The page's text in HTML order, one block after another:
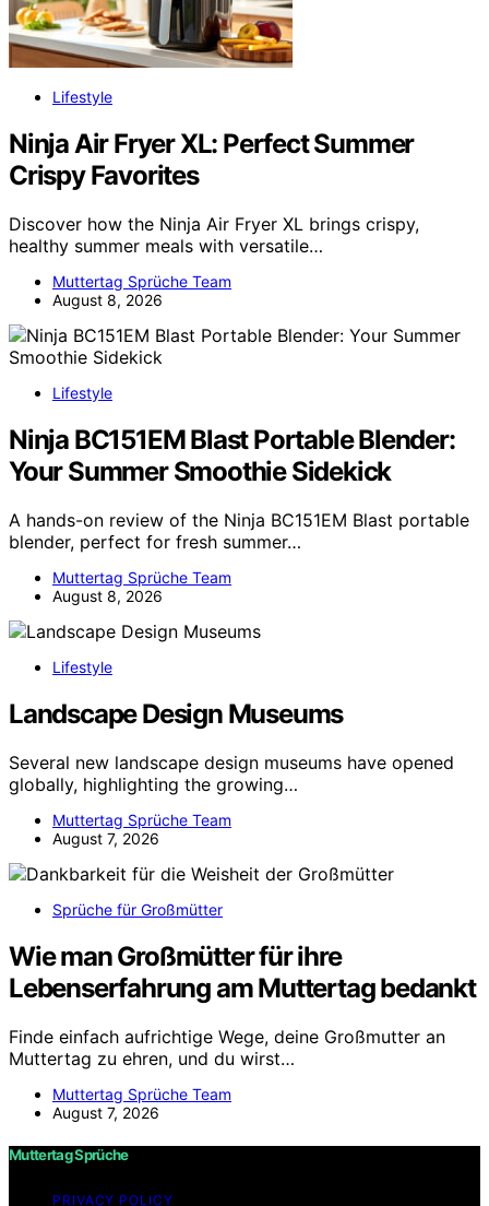
Lifestyle
Ninja Air Fryer XL: Perfect Summer
Crispy Favorites
Discover how the Ninja Air Fryer XL brings crispy,
healthy summer meals with versatile…
Muttertag Sprüche Team
August 8, 2026
Lifestyle
Ninja BC151EM Blast Portable Blender:
Your Summer Smoothie Sidekick
A hands-on review of the Ninja BC151EM Blast portable
blender, perfect for fresh summer…
Muttertag Sprüche Team
August 8, 2026
Lifestyle
Landscape Design Museums
Several new landscape design museums have opened
globally, highlighting the growing…
Muttertag Sprüche Team
August 7, 2026
Sprüche für Großmütter
Wie man Großmütter für ihre
Lebenserfahrung am Muttertag bedankt
Finde einfach aufrichtige Wege, deine Großmutter an
Muttertag zu ehren, und du wirst…
Muttertag Sprüche Team
August 7, 2026
Muttertag Sprüche
PRIVACY POLICY